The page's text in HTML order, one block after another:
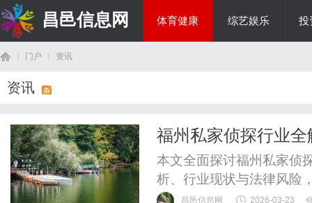
昌邑信息网 体育健康 综艺娱乐 投
门户 资讯
资讯
福州私家侦探行业
本文全面探讨福州私家侦
析、行业现状与法律风险
者合法、安全地获取专业
昌邑信息网 2026-03-23